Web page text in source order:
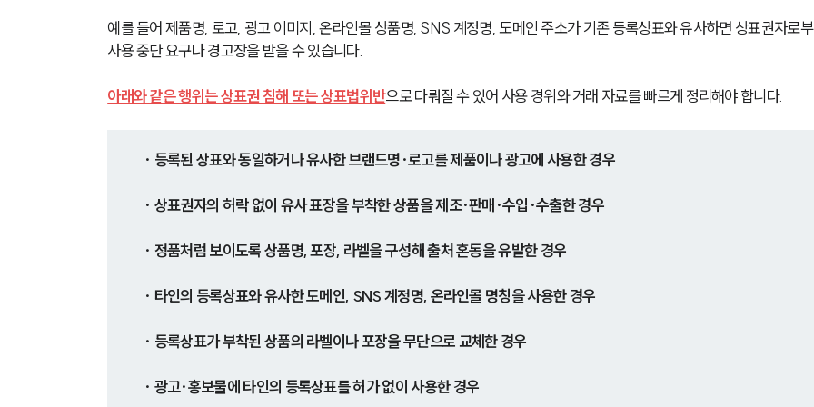
예를 들어 제품명, 로고, 광고 이미지, 온라인몰 상품명, SNS 계정명, 도메인 주소가 기존 등록상표와 유사하면 상표권자로
사용 중단 요구나 경고장을 받을 수 있습니다.
아래와 같은 행위는 상표권 침해 또는 상표법위반으로 다뤄질 수 있어 사용 경위와 거래 자료를 빠르게 정리해야 합니다.
· 등록된 상표와 동일하거나 유사한 브랜드명·로고를 제품이나 광고에 사용한 경우
· 상표권자의 허락 없이 유사 표장을 부착한 상품을 제조·판매·수입·수출한 경우
· 정품처럼 보이도록 상품명, 포장, 라벨을 구성해 출처 혼동을 유발한 경우
· 타인의 등록상표와 유사한 도메인, SNS 계정명, 온라인몰 명칭을 사용한 경우
· 등록상표가 부착된 상품의 라벨이나 포장을 무단으로 교체한 경우
· 광고·홍보물에 타인의 등록상표를 허가 없이 사용한 경우